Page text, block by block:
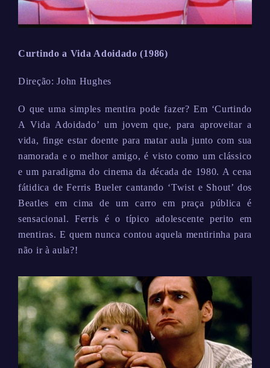
Curtindo a Vida Adoidado (1986)
Direção: John Hughes
O que uma simples mentira pode fazer? Em ‘Curtindo
A Vida Adoidado’ um jovem que, para aproveitar a
vida, finge estar doente para matar aula junto com sua
namorada e o melhor amigo, é visto como um clássico
e um paradigma do cinema da década de 1980. A cena
fátidica de Ferris Bueler cantando ‘Twist e Shout’ dos
Beatles em cima de um carro em praça pública é
sensacional. Ferris é o típico adolescente perito em
mentiras. E quem nunca contou aquela mentirinha para
não ir à aula?!